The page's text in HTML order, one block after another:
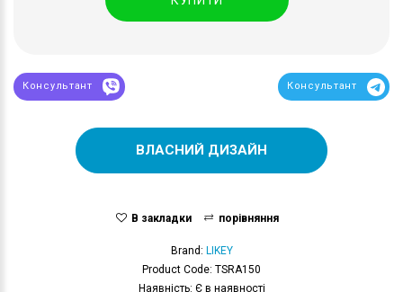
Консультант Консультант
ВЛАСНИЙ ДИЗАЙН
В закладки порівняння
Brand: LIKEY
Product Code: TSRA150
Наявність: Є в наявності